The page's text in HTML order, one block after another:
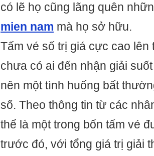
có lẽ họ cũng lãng quên
mien nam mà họ sở hữu.
Tấm vé số trị giá cực cao lên
chưa có ai đến nhận giải
nên một tình huống bất
số. Theo thông tin từ các
thể là một trong bốn tấm vé
trước đó, với tổng giá trị giải